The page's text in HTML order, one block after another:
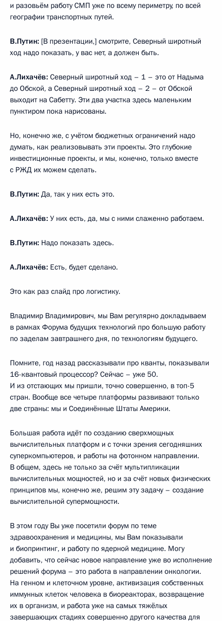
и разовьём работу СМП уже по всему периметру, по всей
географии транспортных путей.
В.Путин: [В презентации,] смотрите, Северный широтный
ход надо показать, у вас нет, а должен быть.
А.Лихачёв: Северный широтный ход – 1 – это от Надыма
до Обской, а Северный широтный ход – 2 – от Обской
выходит на Сабетту. Эти два участка здесь маленьким
пунктиром пока нарисованы.
Но, конечно же, с учётом бюджетных ограничений надо
думать, как реализовывать эти проекты. Это глубокие
инвестиционные проекты, и мы, конечно, только вместе
с РЖД их можем сделать.
В.Путин: Да, так у них есть это.
А.Лихачёв: У них есть, да, мы с ними слаженно работаем.
В.Путин: Надо показать здесь.
А.Лихачёв: Есть, будет сделано.
Это как раз слайд про логистику.
Владимир Владимирович, мы Вам регулярно докладываем
в рамках Форума будущих технологий про большую работу
по заделам завтрашнего дня, по технологиям будущего.
Помните, год назад рассказывали про кванты, показывали
16-квантовый процессор? Сейчас – уже 50.
И из отстающих мы пришли, точно совершенно, в топ-5
стран. Вообще все четыре платформы развивают только
две страны: мы и Соединённые Штаты Америки.
Большая работа идёт по созданию сверхмощных
вычислительных платформ и с точки зрения сегодняшних
суперкомпьютеров, и работы на фотонном направлении.
В общем, здесь не только за счёт мультипликации
вычислительных мощностей, но и за счёт новых физических
принципов мы, конечно же, решим эту задачу – создание
вычислительной супермощности.
В этом году Вы уже посетили форум по теме
здравоохранения и медицины, мы Вам показывали
и биопринтинг, и работу по ядерной медицине. Могу
добавить, что сейчас новое направление уже во исполнение
решений форума – это работа в направлении онкологии.
На генном и клеточном уровне, активизация собственных
иммунных клеток человека в биореакторах, возвращение
их в организм, и работа уже на самых тяжёлых
завершающих стадиях совершенно другого качества для